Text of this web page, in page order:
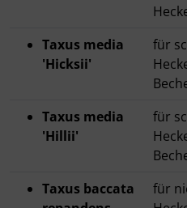
Taxus media
'Hicksii'
für
Taxus media
'Hillii'
für
Taxus baccata
für
Wildhecke / gemischte